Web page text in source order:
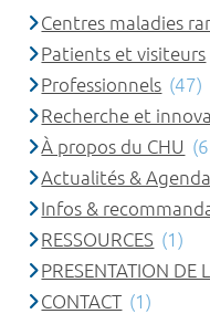
Centres maladies
Patients et visiteurs
Professionnels (47)
Recherche et
À propos du CHU
Actualités & Agenda
Infos &
RESSOURCES (1)
PRESENTATION DE
CONTACT (1)